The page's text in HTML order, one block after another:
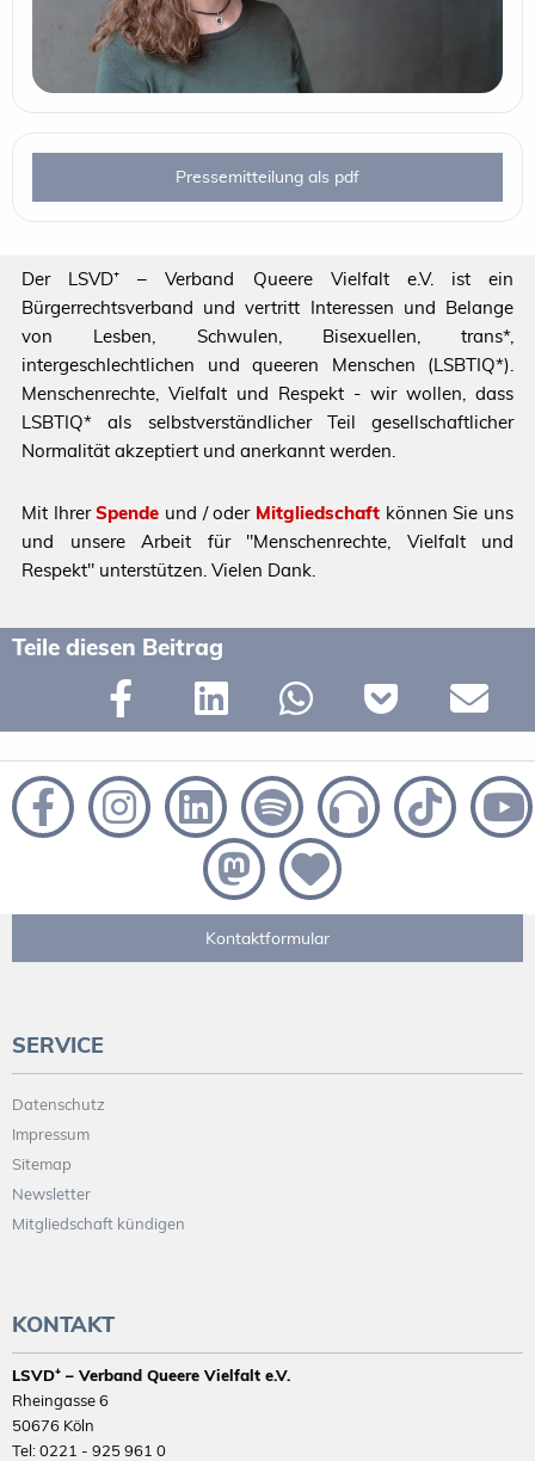
Pressemitteilung als pdf
Der LSVD⁺ – Verband Queere Vielfalt e.V. ist ein
Bürgerrechtsverband und vertritt Interessen und Belange
von Lesben, Schwulen, Bisexuellen, trans*,
intergeschlechtlichen und queeren Menschen (LSBTIQ*).
Menschenrechte, Vielfalt und Respekt - wir wollen, dass
LSBTIQ* als selbstverständlicher Teil gesellschaftlicher
Normalität akzeptiert und anerkannt werden.
Mit IhrerSpende und / oder Mitgliedschaft können Sie uns
und unsere Arbeit für "Menschenrechte, Vielfalt und
Respekt" unterstützen. Vielen Dank.
Teile diesen Beitrag
Kontaktformular
SERVICE
Datenschutz
Impressum
Sitemap
Newsletter
Mitgliedschaft kündigen
KONTAKT
LSVD⁺ – Verband Queere Vielfalt e.V.
Rheingasse 6
50676 Köln
Tel: 0221 - 925 961 0